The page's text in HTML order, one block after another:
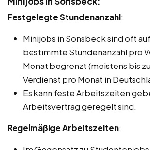
Festgelegte Stundenanzahl:
Minijobs in Sonsbeck sind oft
bestimmte Stundenanzahl pro
Monat begrenzt (meistens bis
Verdienst pro Monat in
Es kann feste Arbeitszeiten
Arbeitsvertrag geregelt sind.
Regelmäßige Arbeitszeiten: